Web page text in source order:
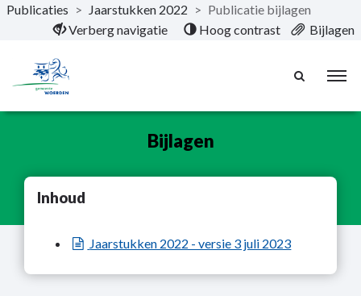
Naar hoofdinhoud
Publicaties > Jaarstukken 2022 > Publicatie bijlagen
Verberg navigatie
Hoog contrast Bijlagen
Bijlagen
Inhoud
Jaarstukken 2022 - versie 3 juli 2023